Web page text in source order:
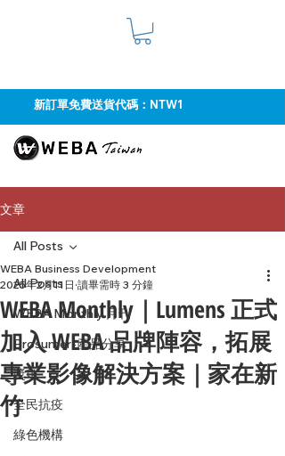
新訂單免費送貨代碼：NTW1
文章
All Posts
WEBA Monthly 月刊
Prosumer-產品分享
獎項
全民抗疫
綠色機構
All Posts
WEBA Monthly｜Lumens 正式
加入 WEBA 品牌陣容，拓展
專業影像解決方案｜家在新
竹
WEBA Business Development
2025年2月11日 讀畢需時 3 分鐘